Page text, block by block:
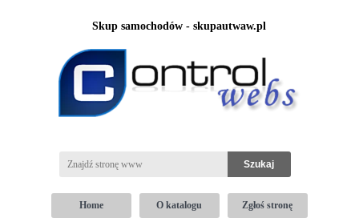
Skup samochodów - skupautwaw.pl
Home O katalogu Zgłoś stronę